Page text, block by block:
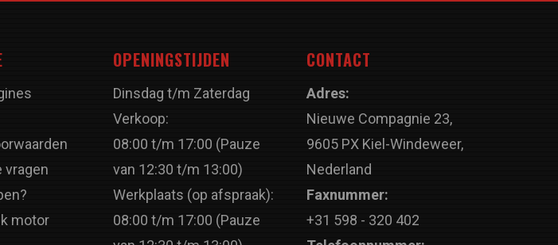
vragen
motor
OPENINGSTIJDEN
Dinsdag t/m Zaterdag
Verkoop:
08:00 t/m 17:00 (Pauze
van 12:30 t/m 13:00)
Werkplaats (op afspraak):
08:00 t/m 17:00 (Pauze
CONTACT
Adres:
Nieuwe Compagnie 23,
9605 PX Kiel-Windeweer,
Nederland
Faxnummer:
+31 598 - 320 402